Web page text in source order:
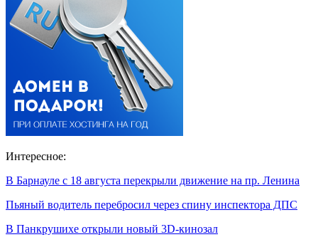
Интересное:
В Барнауле с 18 августа перекрыли движение на пр. Ленина
Пьяный водитель перебросил через спину инспектора ДПС
В Панкрушихе открыли новый 3D-кинозал